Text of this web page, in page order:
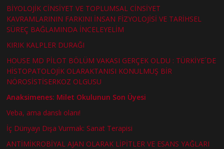
BİYOLOJİK CİNSİYET VE TOPLUMSAL CİNSİYET
KAVRAMLARININ FARKINI İNSAN FİZYOLOJİSİ VE TARİHSEL
SÜREÇ BAĞLAMINDA İNCELEYELİM
KIRIK KALPLER DURAĞI
HOUSE MD PİLOT BÖLÜM VAKASI GERÇEK OLDU : TÜRKİYE´DE
HİSTOPATOLOJİK OLARAKTANISI KONULMUŞ BİR
NÖROSİSTİSERKOZ OLGUSU
Anaksimenes: Milet Okulunun Son Üyesi
Veba, ama danslı olanı!
İç Dünyayı Dışa Vurmak: Sanat Terapisi
ANTİMİKROBİYAL AJAN OLARAK LİPİTLER VE ESANS YAĞLARI